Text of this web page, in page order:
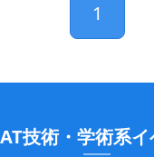
1
技術・学術系